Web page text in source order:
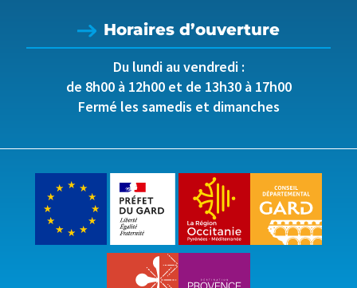
Horaires d’ouverture
Du lundi au vendredi :
de 8h00 à 12h00 et de 13h30 à 17h00
Fermé les samedis et dimanches